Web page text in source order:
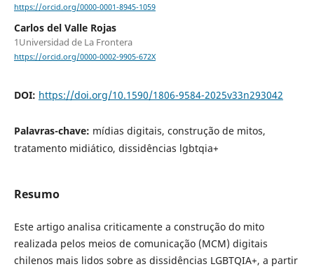
https://orcid.org/0000-0001-8945-1059
Carlos del Valle Rojas
1Universidad de La Frontera
https://orcid.org/0000-0002-9905-672X
DOI: https://doi.org/10.1590/1806-9584-2025v33n293042
Palavras-chave: mídias digitais, construção de mitos,
tratamento midiático, dissidências lgbtqia+
Resumo
Este artigo analisa criticamente a construção do mito
realizada pelos meios de comunicação (MCM) digitais
chilenos mais lidos sobre as dissidências LGBTQIA+, a partir